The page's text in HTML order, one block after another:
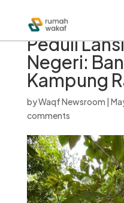
Peduli
Negeri:
Kampung
byWaqf Newsroom |
comments